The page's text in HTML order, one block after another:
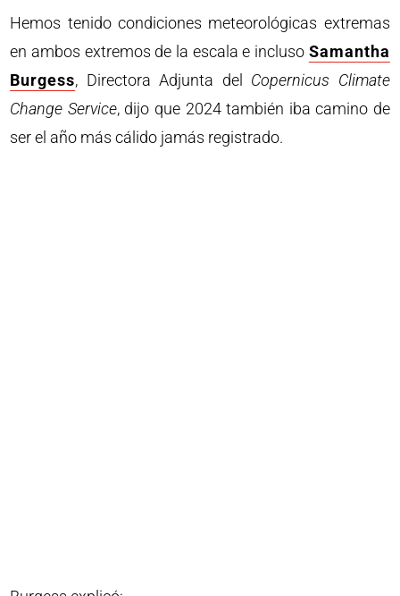
Hemos tenido condiciones meteorológicas extremas
en ambos extremos de la escala e incluso Samantha
Burgess, Directora Adjunta del Copernicus Climate
Change Service, dijo que 2024 también iba camino de
ser el año más cálido jamás registrado.